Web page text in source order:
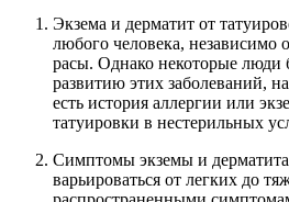
Экзема и дерматит от
любого человека, независимо
расы. Однако некоторые люди
развитию этих заболеваний,
есть история аллергии или
татуировки в нестерильных
Симптомы экземы и дерматита
варьироваться от легких до